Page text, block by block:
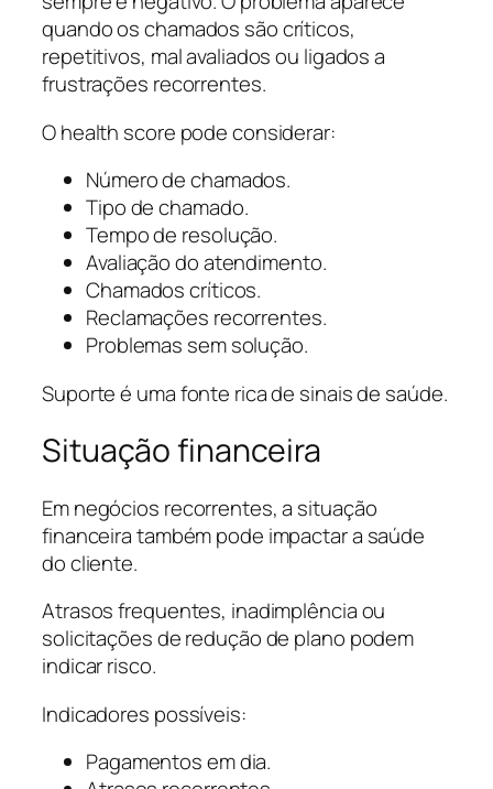
quando os chamados são críticos,
repetitivos, mal avaliados ou ligados a
frustrações recorrentes.
O health score pode considerar:
Número de chamados.
Tipo de chamado.
Tempo de resolução.
Avaliação do atendimento.
Chamados críticos.
Reclamações recorrentes.
Problemas sem solução.
Suporte é uma fonte rica de sinais de saúde.
Situação financeira
Em negócios recorrentes, a situação
financeira também pode impactar a saúde
do cliente.
Atrasos frequentes, inadimplência ou
solicitações de redução de plano podem
indicar risco.
Indicadores possíveis:
Pagamentos em dia.